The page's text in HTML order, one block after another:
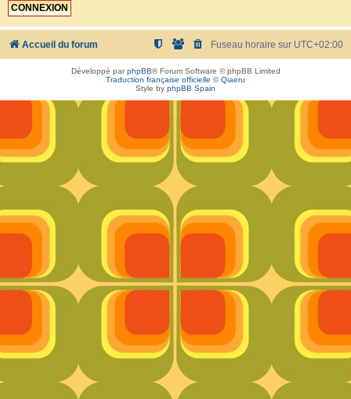
Accueil du forum Fuseau horaire sur UTC+02:00
Développé parphpBB® Forum Software © phpBB Limited
Traduction française officielle ©Qiaeru
Style by phpBB Spain